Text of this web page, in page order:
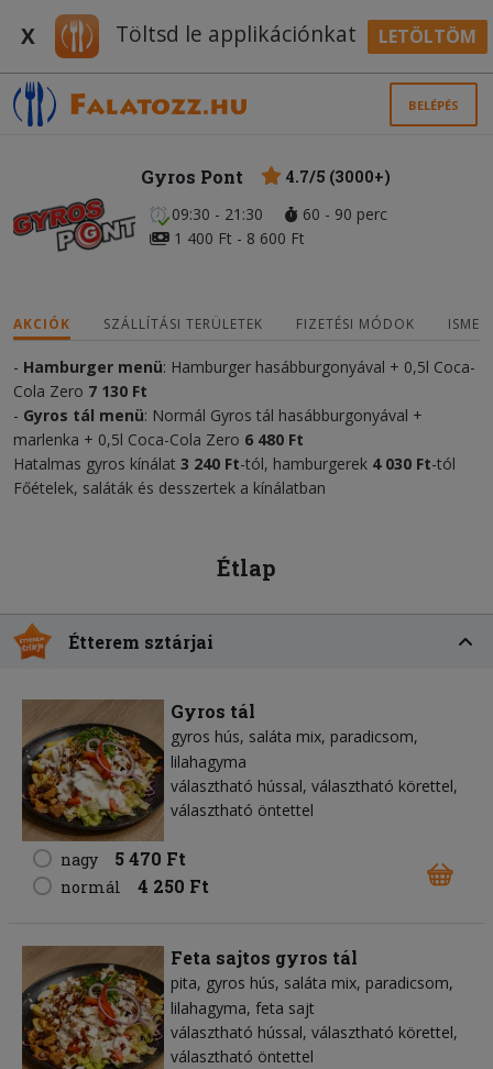
X Töltsd le applikációnkat LETÖLTÖM
BELÉPÉS
Gyros Pont
4.7/5 (3000+)
09:30 - 21:30
60 - 90 perc
1 400 Ft - 8 600 Ft
AKCIÓK SZÁLLÍTÁSI TERÜLETEK FIZETÉSI MÓDOK
- Hamburger menü: Hamburger hasábburgonyával + 0,5l Coca-
Cola Zero 7 130 Ft
- Gyros tál menü: Normál Gyros tál hasábburgonyával +
marlenka + 0,5l Coca-Cola Zero 6 480 Ft
Hatalmas gyros kínálat 3 240 Ft-tól, hamburgerek 4 030 Ft-tól
Főételek, saláták és desszertek a kínálatban
Étlap
Étterem sztárjai
Gyros tál
gyros hús saláta mix paradicsom
lilahagyma
választható hússal, választható körettel,
választható öntettel
nagy 5 470 Ft
normál 4 250 Ft
Feta sajtos gyros tál
pita gyros hús saláta mix paradicsom
lilahagyma feta sajt
választható hússal, választható körettel,
választható öntettel